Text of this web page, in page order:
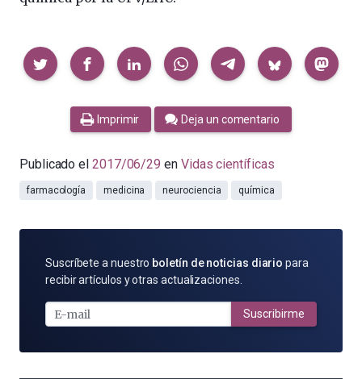
Compartir
Imprimir Deja un comentario
Publicado el 2017/06/29 en Vidas científicas
farmacología medicina neurociencia química
SUSCRÍBETE
POR
MAIL
Suscríbete a nuestro boletín de noticias diario para
recibir artículos y otras actualizaciones.
Suscribirme